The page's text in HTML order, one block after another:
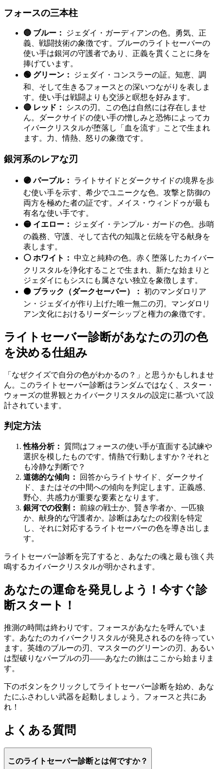
フォースの三本柱
🔵 ブルー：
ジェダイ・ガーディアンの色。勇気、正
義、戦闘技術の象徴です。ブルーのライトセーバーの
使い手は銀河の守護者であり、正義を貫くことに身を
捧げています。
🟢 グリーン：
ジェダイ・コンスラーの証。知恵、調
和、そして生きるフォースとの深いつながりを表しま
す。使い手は戦闘よりも交渉と瞑想を好みます。
🔴 レッド：
シスの刃。この色は自然には存在しませ
ん。ダークサイドの使い手の憎しみと恐怖によってカ
イバークリスタルが堕落し「血を流す」ことで生まれ
ます。力、情熱、怒りの象徴です。
銀河系のレアな刃
🟣 パープル：
ライトサイドとダークサイドの境界を歩
む使い手を示す、希少でユニークな色。攻撃と防御の
両方を極めた者の証です。メイス・ウィンドゥが最も
有名な使い手です。
🟡 イエロー：
ジェダイ・テンプル・ガードの色。歩哨
の義務、守護、そして古代の知識と伝統を守る献身を
表します。
⚪ ホワイト： 中立と純粋の色。赤く堕落したカイバー
クリスタルを浄化することで生まれ、新たな始まりと
ジェダイにもシスにも属さない独立を象徴します。
⚫ ブラック（ダークセーバー）： 初のマンダロリア
ン・ジェダイが作り上げた唯一無二の刃。マンダロリ
アン文化におけるリーダーシップと権力の象徴です。
ライトセーバー診断があなたの刃の色
を決める仕組み
「なぜクイズで自分の色がわかるの？」と思うかもしれませ
ん。このライトセーバー診断はランダムではなく、スター・
ウォーズの世界観とカイバークリスタルの設定に基づいて設
計されています。
判定方法
性格分析：
質問はフォースの使い手が直面する試練や
選択を模したものです。情熱で行動しますか？それと
も冷静な判断で？
道徳的な傾向：
回答からライトサイド、ダークサイ
ド、またはその中間への傾向を判定します。正義感、
野心、共感力が重要な要素となります。
銀河での役割： 前線の戦士か、賢き学者か、一匹狼
か、献身的な守護者か。診断はあなたの役割を特定
し、それに対応するライトセーバーの色を導き出しま
す。
ライトセーバー診断を完了すると、あなたの魂と最も強く共
鳴するカイバークリスタルが明かされます。
あなたの運命を発見しよう！今すぐ診
断スタート！
推測の時間は終わりです。フォースがあなたを呼んでいま
す。あなたのカイバークリスタルが発見されるのを待ってい
ます。英雄のブルーの刃、マスターのグリーンの刃、あるい
は型破りなパープルの刃——あなたの旅はここから始まりま
す。
下のボタンをクリックしてライトセーバー診断を始め、あな
たにふさわしい武器を起動しましょう。フォースと共にあ
れ！
よくある質問
このライトセーバー診断とは何ですか？